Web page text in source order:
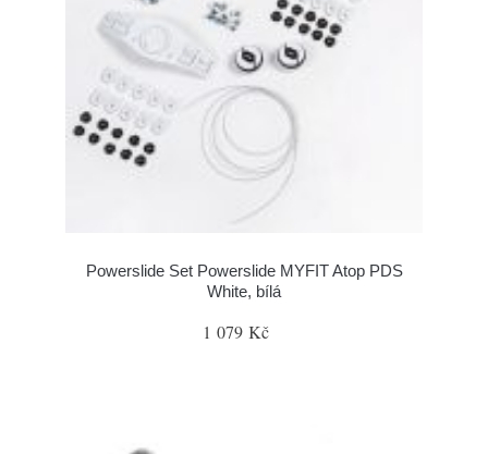
Powerslide Set Powerslide MYFIT Atop PDS
White, bílá
1 079 Kč